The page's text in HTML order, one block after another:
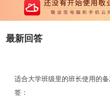
最新回答
适合大学班级里的班长使用的
签：